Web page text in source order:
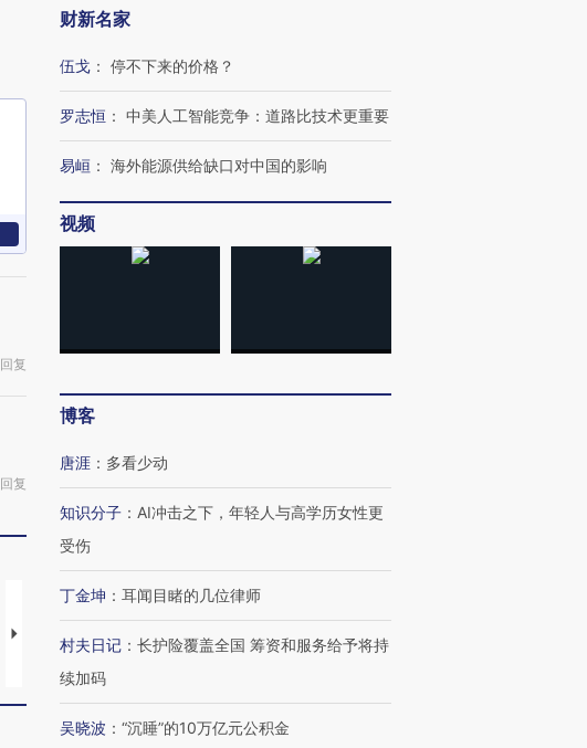
回复
回复
马航飞行员跨国走私7万
粒摇头丸 尿检体内含3种
视线｜被称为“蟑螂”的印
度Z世代 用街头抗争将教
视线｜“入侵”还是“人道危
机”？难民潮撕裂西班牙
财新名家
伍戈 ： 停不下来的价格？
罗志恒 ： 中美人工智能竞争：道路比技术更重要
易峘 ： 海外能源供给缺口对中国的影响
视频
博客
唐涯 ： 多看少动
知识分子 ： AI冲击之下，年轻人与高学历女性更
受伤
丁金坤 ： 耳闻目睹的几位律师
村夫日记 ： 长护险覆盖全国 筹资和服务给予将持
续加码
吴晓波 ： “沉睡”的10万亿元公积金